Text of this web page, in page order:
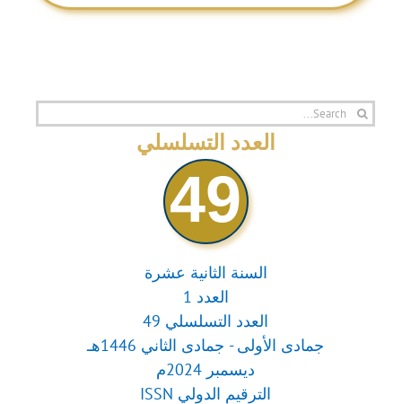
Search
العدد التسلسلي
49
السنة الثانية عشرة
العدد 1
العدد التسلسلي 49
جمادى الأولى - جمادى الثاني 1446هـ
ديسمبر 2024م
الترقيم الدولي ISSN